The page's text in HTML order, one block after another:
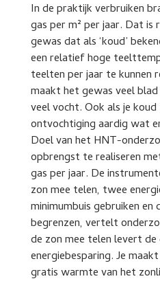
In de praktijk verbruiken
gas per m² per jaar. Dat
gewas dat als ‘koud’
een relatief hoge
teelten per jaar te kunnen
maakt het gewas veel
veel vocht. Ook als je
ontvochtiging aardig wat
Doel van het HNT-
opbrengst te realiseren
gas per jaar. De
zon mee telen, twee
minimumbuis gebruiken
begrenzen, vertelt
de zon mee telen levert
energiebesparing. Je
gratis warmte van het